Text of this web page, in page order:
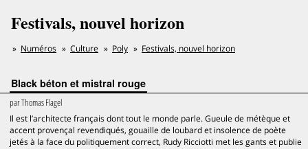
Festivals, nouvel horizon
Numéros Culture Poly Festivals, nouvel horizon
Black béton et mistral rouge
parThomas Flagel
Il est l’architecte français dont tout le monde parle. Gueule de métèque et
accent provençal revendiqués, gouaille de loubard et insolence de poète
jetés à la face du politiquement correct, Rudy Ricciotti met les gants et publie